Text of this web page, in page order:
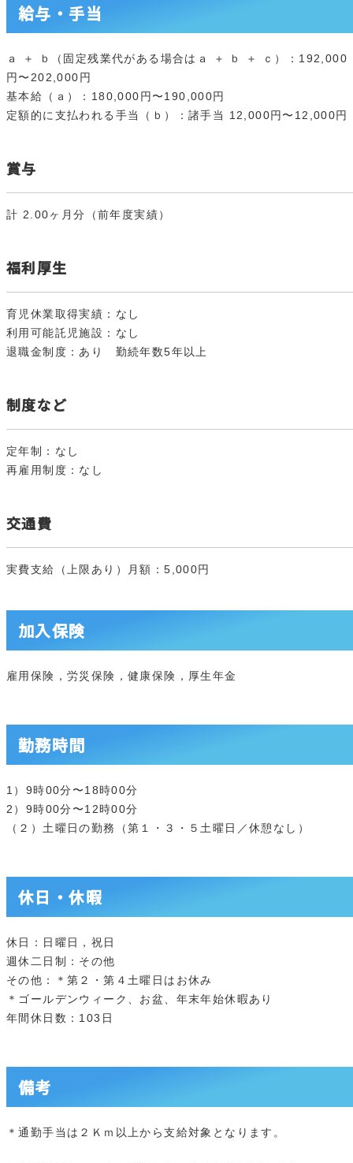
給与・手当
ａ ＋ ｂ（固定残業代がある場合はａ ＋ ｂ ＋ ｃ）：192,000
円〜202,000円
基本給（ａ）：180,000円〜190,000円
定額的に支払われる手当（ｂ）：諸手当 12,000円〜12,000円
賞与
計 2.00ヶ月分（前年度実績）
福利厚生
育児休業取得実績：なし
利用可能託児施設：なし
退職金制度：あり 勤続年数5年以上
制度など
定年制：なし
再雇用制度：なし
交通費
実費支給（上限あり）月額：5,000円
加入保険
雇用保険，労災保険，健康保険，厚生年金
勤務時間
1）9時00分〜18時00分
2）9時00分〜12時00分
（２）土曜日の勤務（第１・３・５土曜日／休憩なし）
休日・休暇
休日：日曜日，祝日
週休二日制：その他
その他：＊第２・第４土曜日はお休み
＊ゴールデンウィーク、お盆、年末年始休暇あり
年間休日数：103日
備考
＊通勤手当は２Ｋｍ以上から支給対象となります。